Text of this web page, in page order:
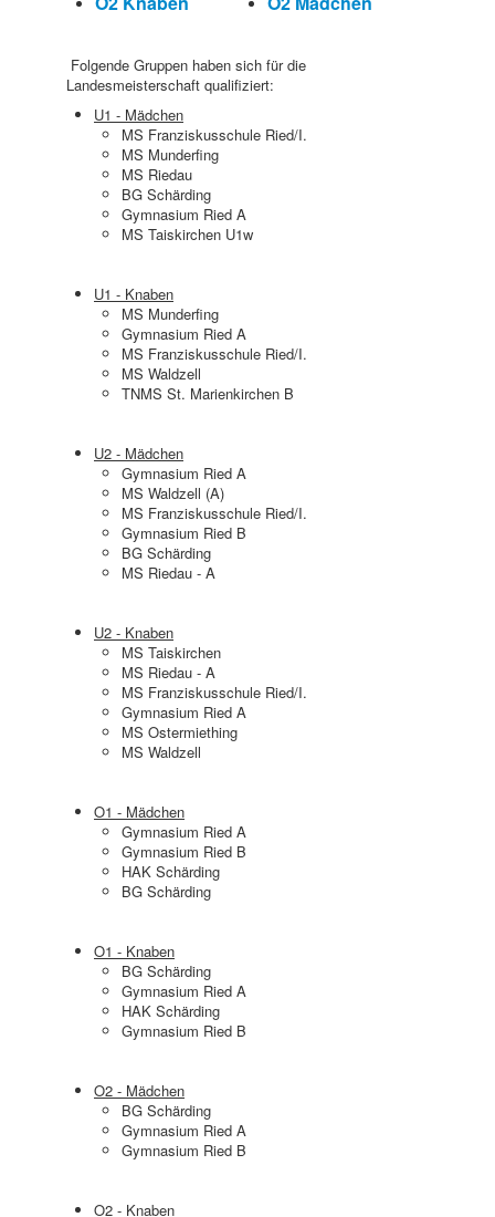
Folgende Gruppen haben sich für die
Landesmeisterschaft qualifiziert:
U1 - Mädchen
MS Franziskusschule Ried/I.
MS Munderfing
MS Riedau
BG Schärding
Gymnasium Ried A
MS Taiskirchen U1w
U1 - Knaben
MS Munderfing
Gymnasium Ried A
MS Franziskusschule Ried/I.
MS Waldzell
TNMS St. Marienkirchen B
U2 - Mädchen
Gymnasium Ried A
MS Waldzell (A)
MS Franziskusschule Ried/I.
Gymnasium Ried B
BG Schärding
MS Riedau - A
U2 - Knaben
MS Taiskirchen
MS Riedau - A
MS Franziskusschule Ried/I.
Gymnasium Ried A
MS Ostermiething
MS Waldzell
O1 - Mädchen
Gymnasium Ried A
Gymnasium Ried B
HAK Schärding
BG Schärding
O1 - Knaben
BG Schärding
Gymnasium Ried A
HAK Schärding
Gymnasium Ried B
O2 - Mädchen
BG Schärding
Gymnasium Ried A
Gymnasium Ried B
O2 - Knaben